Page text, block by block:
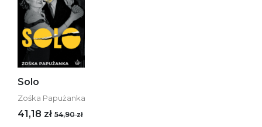
Solo
Zośka Papużanka
41,18 zł 54,90 zł